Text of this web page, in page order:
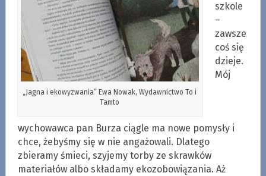
„Jagna i ekowyzwania” Ewa Nowak, Wydawnictwo To i
Tamto
szkole
–
zawsze
coś się
dzieje.
Mój
wychowawca pan Burza ciągle ma nowe pomysły i
chce, żebyśmy się w nie angażowali. Dlatego
zbieramy śmieci, szyjemy torby ze skrawków
materiałów albo składamy ekozobowiązania. Aż